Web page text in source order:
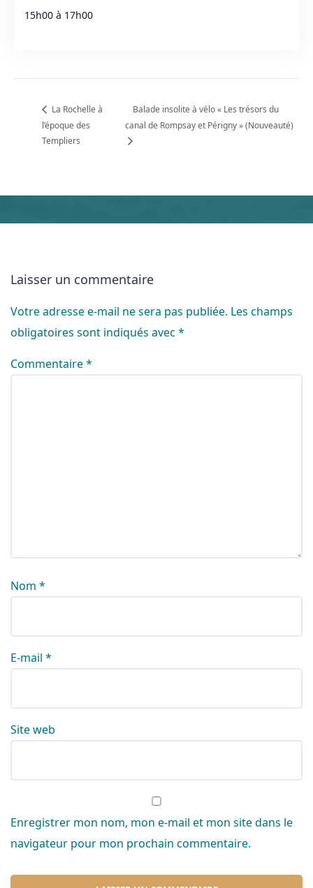
15h00 à 17h00
La Rochelle à
l’époque des
Templiers
Balade insolite à vélo « Les trésors du
canal de Rompsay et Périgny » (Nouveauté)
Laisser un commentaire
Votre adresse e-mail ne sera pas publiée. Les champs
obligatoires sont indiqués avec *
Commentaire*
Nom *
E-mail *
Site web
Enregistrer mon nom, mon e-mail et mon site dans le
navigateur pour mon prochain commentaire.